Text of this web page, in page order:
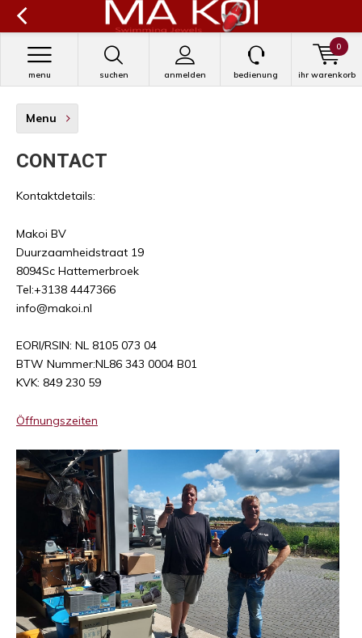
suchen anmelden
menu bedienung ihr warenkorb
0
Menu
CONTACT
Kontaktdetails:
Makoi BV
Duurzaamheidstraat 19
8094Sc Hattemerbroek
Tel:+3138 4447366
info@makoi.nl
EORI/RSIN: NL 8105 073 04
BTW Nummer:NL86 343 0004 B01
KVK: 849 230 59
Öffnungszeiten